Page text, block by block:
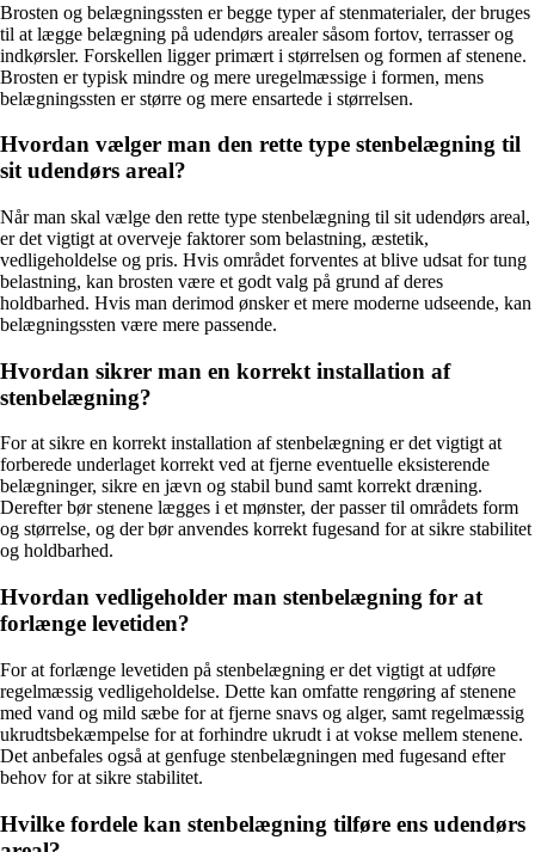
Brosten og belægningssten er begge typer af stenmaterialer, der bruges
til at lægge belægning på udendørs arealer såsom fortov, terrasser og
indkørsler. Forskellen ligger primært i størrelsen og formen af stenene.
Brosten er typisk mindre og mere uregelmæssige i formen, mens
belægningssten er større og mere ensartede i størrelsen.
Hvordan vælger man den rette type stenbelægning til
sit udendørs areal?
Når man skal vælge den rette type stenbelægning til sit udendørs areal,
er det vigtigt at overveje faktorer som belastning, æstetik,
vedligeholdelse og pris. Hvis området forventes at blive udsat for tung
belastning, kan brosten være et godt valg på grund af deres
holdbarhed. Hvis man derimod ønsker et mere moderne udseende, kan
belægningssten være mere passende.
Hvordan sikrer man en korrekt installation af
stenbelægning?
For at sikre en korrekt installation af stenbelægning er det vigtigt at
forberede underlaget korrekt ved at fjerne eventuelle eksisterende
belægninger, sikre en jævn og stabil bund samt korrekt dræning.
Derefter bør stenene lægges i et mønster, der passer til områdets form
og størrelse, og der bør anvendes korrekt fugesand for at sikre stabilitet
og holdbarhed.
Hvordan vedligeholder man stenbelægning for at
forlænge levetiden?
For at forlænge levetiden på stenbelægning er det vigtigt at udføre
regelmæssig vedligeholdelse. Dette kan omfatte rengøring af stenene
med vand og mild sæbe for at fjerne snavs og alger, samt regelmæssig
ukrudtsbekæmpelse for at forhindre ukrudt i at vokse mellem stenene.
Det anbefales også at genfuge stenbelægningen med fugesand efter
behov for at sikre stabilitet.
Hvilke fordele kan stenbelægning tilføre ens udendørs